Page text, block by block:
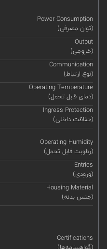
Power Consumption
(توان مصرفی)
Output
(خروجی)
Communication
(نوع ارتباط)
Operating Temperature
(دمای قابل تحمل)
Ingress Protection
(حفاظت داخلی)
Operating Humidity
(رطوبت قابل تحمل)
Entries
(ورودی)
Housing Material
(جنس بدنه)
Certifications